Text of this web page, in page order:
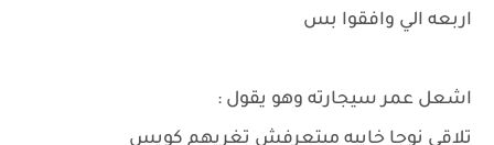
اربعه الي وافقوا بس
اشعل عمر سيجارته وهو يقول :
تلاقي نوجا خايبه مبتعرفش تغريهم كويس